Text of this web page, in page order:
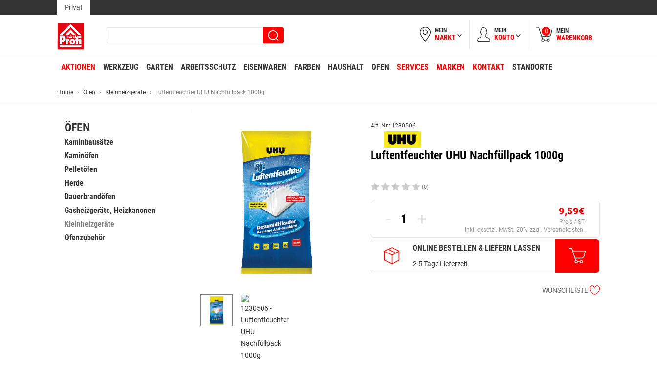
Privat
MEIN
MARKT
MEIN
KONTO
0 MEIN
WARENKORB
AKTIONEN WERKZEUG GARTEN ARBEITSSCHUTZ EISENWAREN FARBEN HAUSHALT ÖFEN SERVICES MARKEN KONTAKT STANDORTE
Home Öfen Kleinheizgeräte Luftentfeuchter UHU Nachfüllpack 1000g
ÖFEN
Kaminbausätze
Kaminöfen
Pelletöfen
Herde
Dauerbrandöfen
Gasheizgeräte, Heizkanonen
Kleinheizgeräte
Ofenzubehör
Art. Nr.: 1230506
Luftentfeuchter UHU Nachfüllpack 1000g
(0)
- + 9,59€
Preis / ST
inkl. gesetzl. MwSt. 20%, zzgl. Versandkosten.
ONLINE BESTELLEN & LIEFERN LASSEN
2-5 Tage Lieferzeit
WUNSCHLISTE